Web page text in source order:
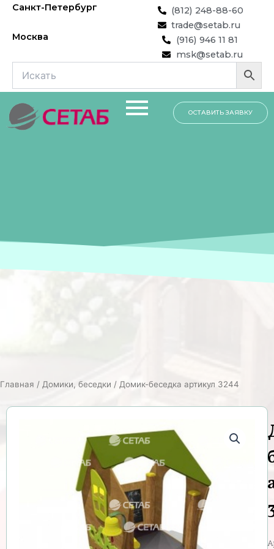
Перейти
содержимому
Санкт-Петербург
(812) 248-88-60
trade@setab.ru
Москва
(916) 946 11 81
msk@setab.ru
ОСТАВИТЬ ЗАЯВКУ
Главная / Домики, беседки / Домик-беседка артикул 3244